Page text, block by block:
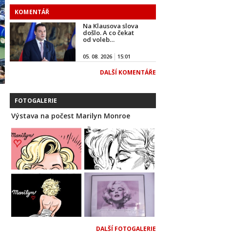
KOMENTÁŘ
Na Klausova slova
došlo. A co čekat
od voleb…
05. 08. 2026 15:01
DALŠÍ KOMENTÁŘE
FOTOGALERIE
Výstava na počest Marilyn Monroe
DALŠÍ FOTOGALERIE